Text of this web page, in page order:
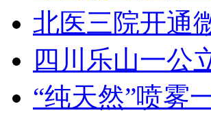
北医三院开通
四川乐山一公
“纯天然”喷雾